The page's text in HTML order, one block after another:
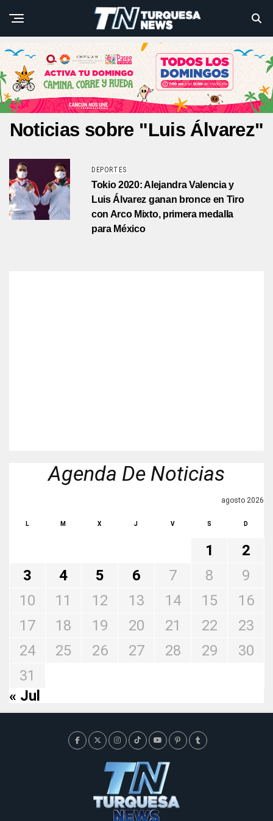
Noticias sobre "Luis Álvarez"
DEPORTES
Tokio 2020: Alejandra Valencia y
Luis Álvarez ganan bronce en Tiro
con Arco Mixto, primera medalla
para México
Agenda De Noticias
agosto 2026
L M X J V S D
1
2
3
4 5 6 7 8
9
10
11 12 13 14 15
16
17
18 19 20 21 22
23
24
25 26 27 28 29
30
31
« Jul